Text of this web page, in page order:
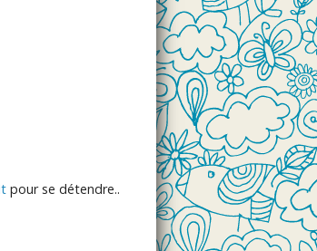
pour se détendre..